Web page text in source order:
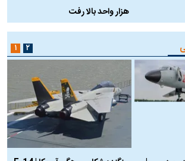
هزار واحد بالا رفت
۱ ۲